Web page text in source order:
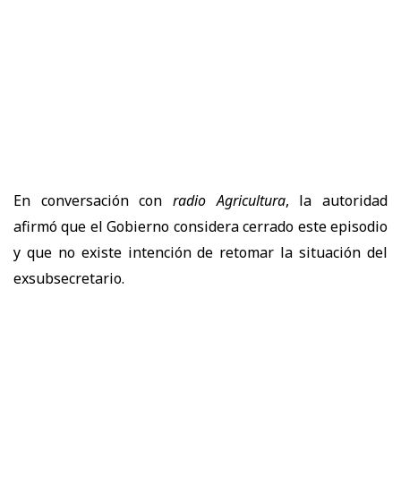
En conversación con radio Agricultura, la autoridad
afirmó que el Gobierno considera cerrado este episodio
y que no existe intención de retomar la situación del
exsubsecretario.